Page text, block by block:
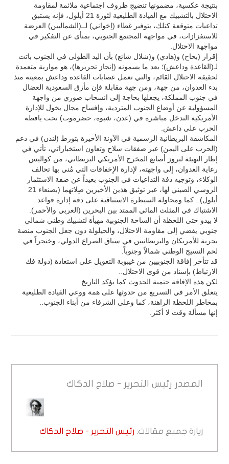
بنتيجة عكسية، مضمونها تنضيج ظروف اجتماعية ملائمة لمقاومة
الاحتلال بالتشبيك مع القيادة الطليعية لثورة 21 أيلول، فإنه يستبق
تداعيات متوقعة كتلك، بتوفير غطاء (إخواني) لــ(الشماليين) العرضة
للاستفزازات، في مواجهة المجتمع الجنوبي، بمنأى عن التفكير في
مواجهة الاحتلال.
إقرار (بحاح) و(هادي) و(شلال شائع) بأن اليد الطولى في الجنوب باتت
لـ(القاعدة وداعش)؛ بعد ما يسمونه (إنجاز تحريرها)، هو مواربة متعمدة
لحقيقة الاحتلال القائم، والتي تعمل عصابات القاعدة وداعش بمعيته منذ
بدء العدوان، من جهة، ومن جهة مقابلة فإن مأزق السعودية العضال
في جنوب المملكة، يجعلها بحاجة إلى انسحاب صوري من واجهة
المسؤولية عن أوضاع الجنوب المتردية، وإفساح مجال يخول للإدارة
الأمريكية التدخل مباشرة في (عدن، شبوة، حضرموت) تحت يافطة
الحرب على داعش.
المكاشفة البريطانية الرسمية في الآونة الأخيرة بتورط (لندن) في دعم
(الحرب على اليمن) عبر صفقات سلاح وتعاون استخباراتي، تأتي في
إطار التهيئة لبروز أصابع المخرج الأمريكي البريطاني، من كواليس
رعاية العدوان، إلى واجهته، لإدارة الإخفاقات التي مُني بها تحالف
الوكلاء، وتوجيه دفة التداعيات في الجنوب بعيداً عن ضفة الاستثمار
الروسي الصيني لها، عبر توثيق هذين الأخيرين صِلاتهما (بصنعاء 21
أيلول).. كما ومحاولة السيطرة الاستباقية على دفة إدارة قواعد
الاشتباك في المثلث المائي الممتد بين البحرين (العربي والأحمر).
لا بيدو حتى اللحظة أن الساحة الجنوبية مهيأة لتشبيك وطني شمالي
جنوبي يفضي إلى مقاومة الاحتلال، والحيلولة دون جعل الجنوب منصة
بحرية للأمريكان والبريطانيين في سياق الصراع الدولي، وخنجراً في
لحم النسيج الوطني شمالاً وجنوباً.
قد تتأخر إفاقة الجنوبيين من غيبوبة التعويل على استعادة (دولة فك
الارتباط) بإسناد من قوى الاحتلال..
لكن هذه الإفاقة حتمية الحدوث كما يؤكد التاريخ..
يتعلق الأمر في التسريع من حدوثها على همة ووعي القيادة الطليعية
بمخاطر اللحظة الراهنة، كما وعلى الشرفاء من أبناء الجنوب..
إنها مسألة وقت لا أكثر.
المصدر رئيس التحرير - صلاح الدكاك
زيارة جميع مقالات: رئيس التحرير - صلاح الدكاك